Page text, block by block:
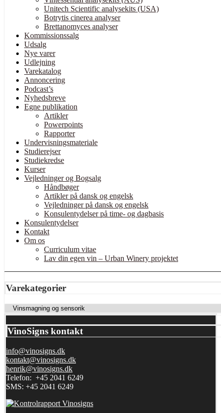
Unitech Scientific analysekits (USA)
Botrytis cinerea analyser
Brettanomyces analyser
Kommissionssalg
Udsalg
Nye varer
Udlejning
Varekatalog
Annoncering
Podcast’s
Nyhedsbreve
Egne publikation
Artikler
Powerpoints
Rapporter
Undervisningsmateriale
Studierejser
Studiekredse
Kurser
Vejledninger og Bogsalg
Håndbøger
Artikler på dansk og engelsk
Vejledninger på dansk og engelsk
Konsulentydelser på time- og dagbasis
Konsulentydelser
Kontakt
Om os
Curriculum vitae
Lav din egen vin – Urban Winery projektet
Varekategorier
VinoSigns kontakt
info@vinosigns.dk
kontakt@vinosigns.dk
henrik@vinosigns.dk
Telefon: +45 2041 6249
SMS: +45 2041 6249